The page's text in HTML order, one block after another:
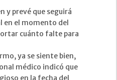
y prevé que seguirá
en el momento del
cuánto falte para
ya se siente bien,
médico indicó que